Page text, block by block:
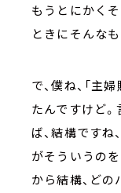
もうとにかく
ときにそんな
で、僕ね、「主
たんですけど
ば、結構ですね
がそういうの
から結構、ど